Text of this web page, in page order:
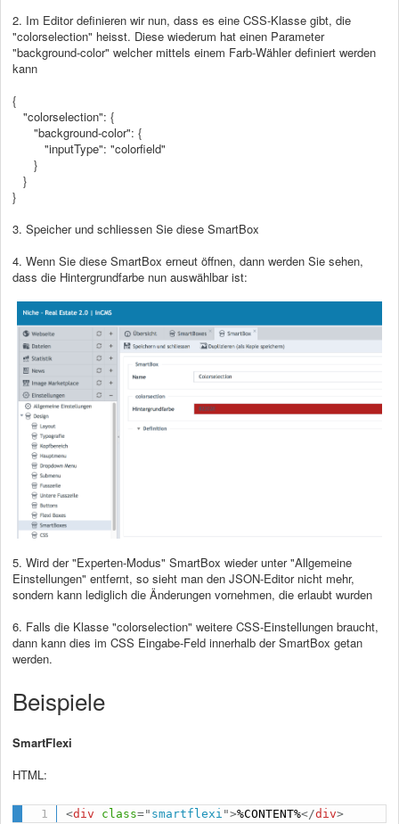
2. Im Editor definieren wir nun, dass es eine CSS-Klasse gibt, die
"colorselection" heisst. Diese wiederum hat einen Parameter
"background-color" welcher mittels einem Farb-Wähler definiert werden
kann
{
"colorselection": {
"background-color": {
"inputType": "colorfield"
}
}
}
3. Speicher und schliessen Sie diese SmartBox
4. Wenn Sie diese SmartBox erneut öffnen, dann werden Sie sehen,
dass die Hintergrundfarbe nun auswählbar ist:
5. Wird der "Experten-Modus" SmartBox wieder unter "Allgemeine
Einstellungen" entfernt, so sieht man den JSON-Editor nicht mehr,
sondern kann lediglich die Änderungen vornehmen, die erlaubt wurden
6. Falls die Klasse "colorselection" weitere CSS-Einstellungen braucht,
dann kann dies im CSS Eingabe-Feld innerhalb der SmartBox getan
werden.
Beispiele
SmartFlexi
HTML:
<div class=" smartflexi ">%CONTENT%</div>